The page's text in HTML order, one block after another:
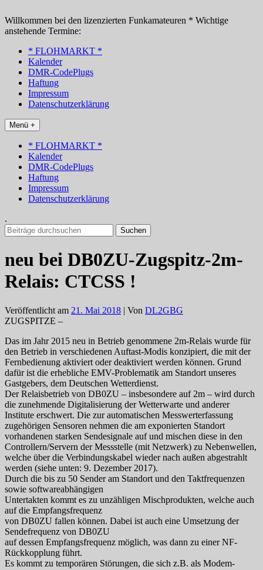
Inhalt
springen
Willkommen bei den lizenzierten Funkamateuren * Wichtige
anstehende Termine:
* FLOHMARKT *
Kalender
DMR-CodePlugs
Haftung
Impressum
Datenschutzerklärung
Menü +
* FLOHMARKT *
Kalender
DMR-CodePlugs
Haftung
Impressum
Datenschutzerklärung
.
Suchen
nach:
neu bei DB0ZU-Zugspitz-2m-
Relais: CTCSS !
Veröffentlicht am 21. Mai 2018 | Von DL2GBG
ZUGSPITZE –
Das im Jahr 2015 neu in Betrieb genommene 2m-Relais wurde für
den Betrieb in verschiedenen Auftast-Modis konzipiert, die mit der
Fernbedienung aktiviert oder deaktiviert werden können. Grund
dafür ist die erhebliche EMV-Problematik am Standort unseres
Gastgebers, dem Deutschen Wetterdienst.
Der Relaisbetrieb von DB0ZU – insbesondere auf 2m – wird durch
die zunehmende Digitalisierung der Wetterwarte und anderer
Institute erschwert. Die zur automatischen Messwerterfassung
zugehörigen Sensoren nehmen die am exponierten Standort
vorhandenen starken Sendesignale auf und mischen diese in den
Controllern/Servern der Messstelle (mit Netzwerk) zu Nebenwellen,
welche über die Verbindungskabel wieder nach außen abgestrahlt
werden (siehe unten: 9. Dezember 2017).
Durch die bis zu 50 Sender am Standort und den Taktfrequenzen
sowie softwareabhängigen
Untertakten kommt es zu unzähligen Mischprodukten, welche auch
auf die Empfangsfrequenz
von DB0ZU fallen können. Dabei ist auch eine Umsetzung der
Sendefrequenz von DB0ZU
auf dessen Empfangsfrequenz möglich, was dann zu einer NF-
Rückkopplung führt.
Es kommt zu temporären Störungen, die sich z.B. als Modem-